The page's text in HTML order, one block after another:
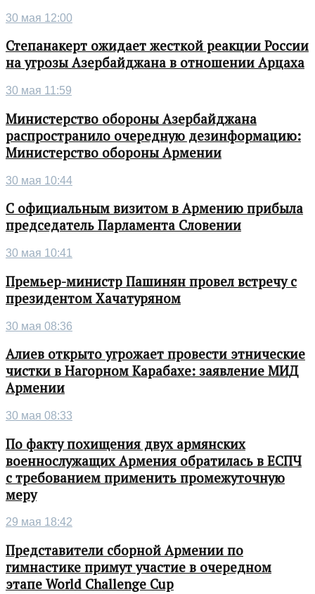
30 мая 12:00
Степанакерт ожидает жесткой реакции России
на угрозы Азербайджана в отношении Арцаха
30 мая 11:59
Министерство обороны Азербайджана
распространило очередную дезинформацию:
Министерство обороны Армении
30 мая 10:44
С официальным визитом в Армению прибыла
председатель Парламента Словении
30 мая 10:41
Премьер-министр Пашинян провел встречу с
президентом Хачатуряном
30 мая 08:36
Алиев открыто угрожает провести этнические
чистки в Нагорном Карабахе: заявление МИД
Армении
30 мая 08:33
По факту похищения двух армянских
военнослужащих Армения обратилась в ЕСПЧ
с требованием применить промежуточную
меру
29 мая 18:42
Представители сборной Армении по
гимнастике примут участие в очередном
этапе World Challenge Cup